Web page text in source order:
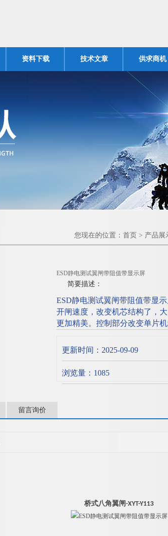
资料下载 技术文章 供求商机
您现在的位置： 首页 > 产品展
ESD静电测试翼闸带阻值带显示屏
简要描述：
ESD静电测试翼闸带阻值带显
开闸速度，改变机芯结构了，
更加精美。控制部分改变单片
直观，更加方便，翼闸软件设
更新时间：2025-09-09
浏览量：1085
留言询价
桥式八角翼闸-XYT-Y113